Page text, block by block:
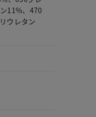
11%、470
ウレタン